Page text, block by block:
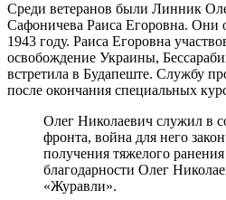
Среди ветеранов были Линник
Сафоничева Раиса Егоровна. Они
1943 году. Раиса Егоровна
освобождение Украины,
встретила в Будапеште. Службу
после окончания специальных
Олег Николаевич служил в
фронта, война для него
получения тяжелого
благодарности Олег
«Журавли».